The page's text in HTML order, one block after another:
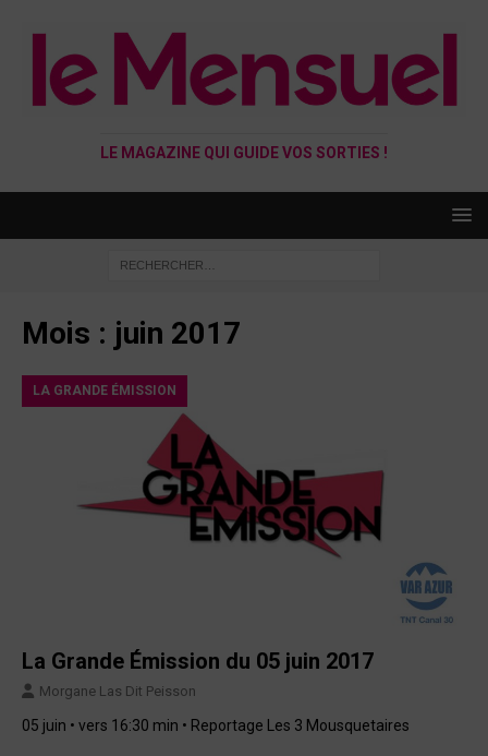
LE MAGAZINE QUI GUIDE VOS SORTIES !
Mois : juin 2017
LA GRANDE ÉMISSION
La Grande Émission du 05 juin 2017
Morgane Las Dit Peisson
05 juin • vers 16:30 min • Reportage Les 3 Mousquetaires